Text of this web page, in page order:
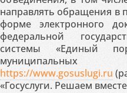
направлять обращения в
форме электронного
федеральной
системы «Единый
муниципальных
https://www.gosuslugi.ru
«Госуслуги. Решаем